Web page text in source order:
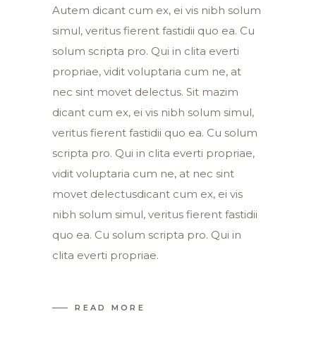
Autem dicant cum ex, ei vis nibh solum
simul, veritus fierent fastidii quo ea. Cu
solum scripta pro. Qui in clita everti
propriae, vidit voluptaria cum ne, at
nec sint movet delectus. Sit mazim
dicant cum ex, ei vis nibh solum simul,
veritus fierent fastidii quo ea. Cu solum
scripta pro. Qui in clita everti propriae,
vidit voluptaria cum ne, at nec sint
movet delectusdicant cum ex, ei vis
nibh solum simul, veritus fierent fastidii
quo ea. Cu solum scripta pro. Qui in
clita everti propriae.
READ MORE